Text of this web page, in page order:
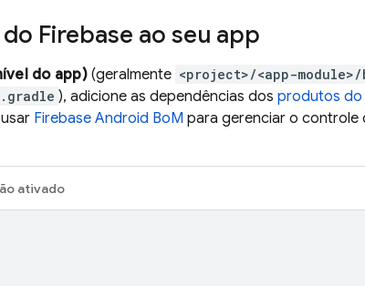
Firebase ao seu app
do app)(geralmente <project>/<app-
), adicione as dependências dos produtos do
Firebase Android BoM para gerenciar o controle
ativado